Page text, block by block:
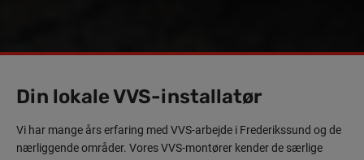
Din lokale VVS-installatør
Vi har mange års erfaring med VVS-arbejde i Frederikssund og de
nærliggende områder. Vores VVS-montører kender de særlige